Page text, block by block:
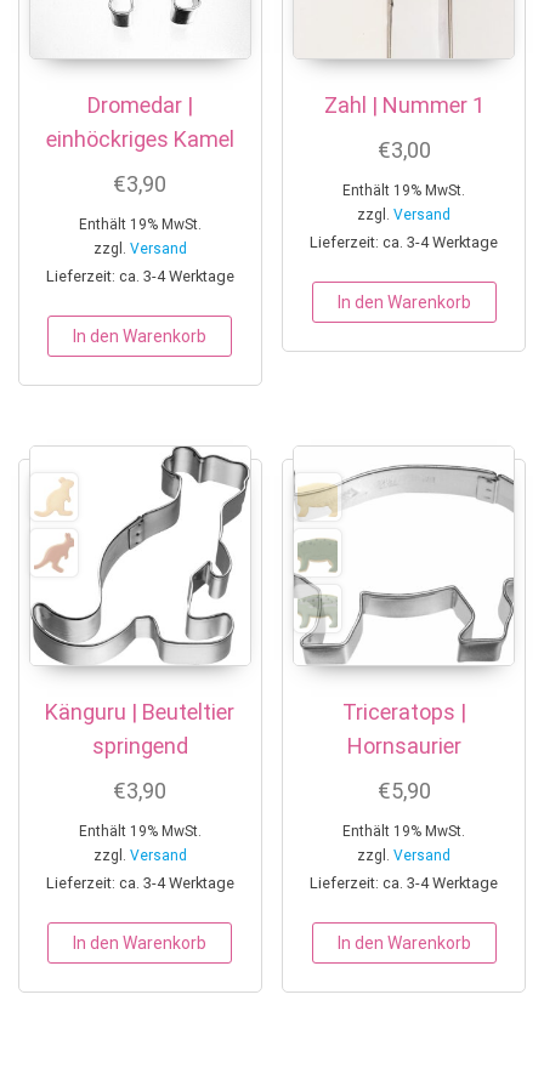
Dromedar |
einhöckriges Kamel
€3,90
Enthält 19% MwSt.
zzgl. Versand
Lieferzeit: ca. 3-4 Werktage
In den Warenkorb
Zahl | Nummer 1
€3,00
Enthält 19% MwSt.
zzgl.Versand
Lieferzeit: ca. 3-4 Werktage
In den Warenkorb
Känguru | Beuteltier
springend
€3,90
Enthält 19% MwSt.
zzgl. Versand
Lieferzeit: ca. 3-4 Werktage
In den Warenkorb
Triceratops |
Hornsaurier
€5,90
Enthält 19% MwSt.
zzgl.Versand
Lieferzeit: ca. 3-4 Werktage
In den Warenkorb